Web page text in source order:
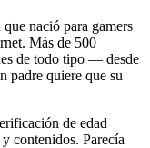
nació para gamers
Más de 500
de todo tipo — desde
padre quiere que su
de edad
contenidos. Parecía